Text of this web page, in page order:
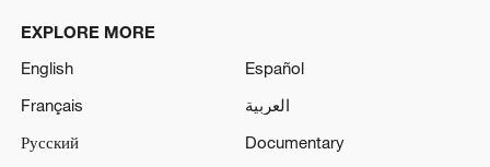
EXPLORE MORE
English
Español
Français
العربية
Русский
Documentary